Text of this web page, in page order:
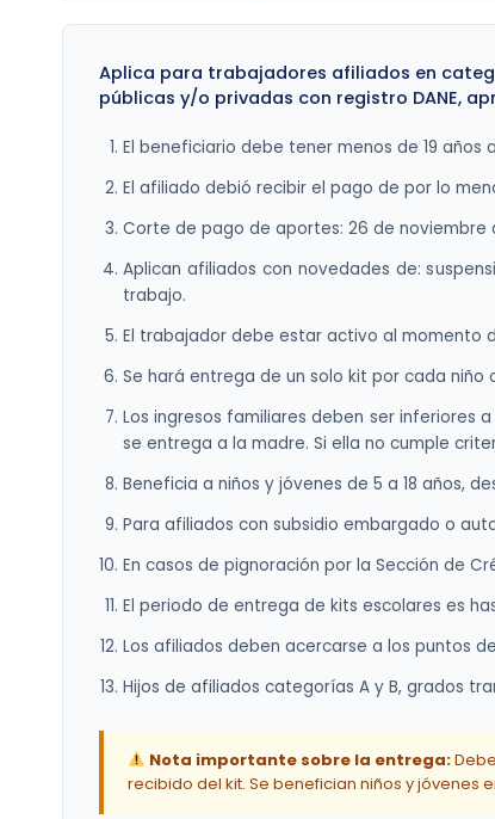
Aplica para trabajadores afiliados en
públicas y/o privadas con registro DANE,
El beneficiario debe tener menos de 19
El afiliado debió recibir el pago de por lo
Corte de pago de aportes: 26 de noviembre
Aplican afiliados con novedades de:
trabajo.
El trabajador debe estar activo al momento
Se hará entrega de un solo kit por cada niño
Los ingresos familiares deben ser inferiores
se entrega a la madre. Si ella no cumple
Beneficia a niños y jóvenes de 5 a 18 años,
Para afiliados con subsidio embargado o
En casos de pignoración por la Sección de
El periodo de entrega de kits escolares es
Los afiliados deben acercarse a los puntos
Hijos de afiliados categorías A y B, grados
Nota importante sobre la entrega:
recibido del kit. Se benefician niños y jóvenes